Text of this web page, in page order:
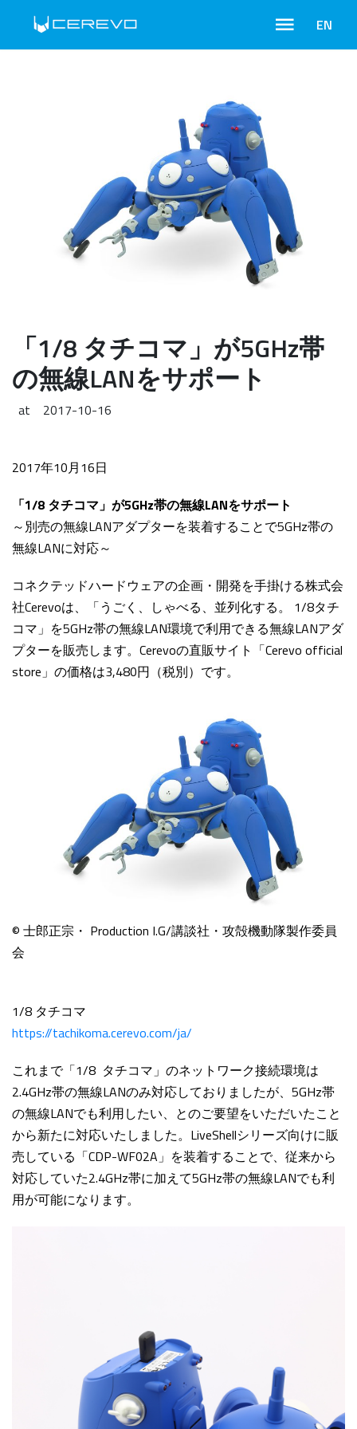
EN
「1/8 タチコマ」が5GHz帯
の無線LANをサポート
at 2017-10-16
2017年10月16日
「1/8 タチコマ」が5GHz帯の無線LANをサポート
～別売の無線LANアダプターを装着することで5GHz帯の
無線LANに対応～
コネクテッドハードウェアの企画・開発を手掛ける株式会
社Cerevoは、
「うごく、しゃべる、並列化する。 1/8タチ
コマ 」を5GHz帯の無線LAN環境で利用できる無線LANアダ
プターを販売します。Cerevoの直販サイト「Cerevo official
store」の価格は3,480円（税別）です。
© 士郎正宗・ Production I.G/講談社・攻殻機動隊製作委員
会
1/8 タチコマ
https://tachikoma.cerevo.com/ja/
これまで「1/8 タチコマ」のネットワーク接続環境は
2.4GHz帯の無線LANのみ対応しておりましたが、5GHz帯
の無線LANでも利用したい、とのご要望をいただいたこと
から新たに対応いたしました。LiveShellシリーズ向けに販
売している「CDP-WF02A」を装着することで、従来から
対応していた2.4GHz帯に加えて5GHz帯の無線LANでも利
用が可能になります。